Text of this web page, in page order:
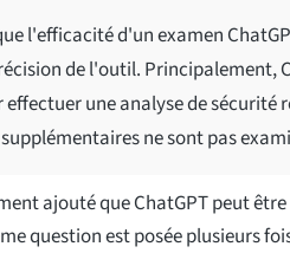
l'efficacité d'un examen
de l'outil. Principalement,
une analyse de sécurité
ne sont pas
ajouté que ChatGPT peut
question est posée plusieurs